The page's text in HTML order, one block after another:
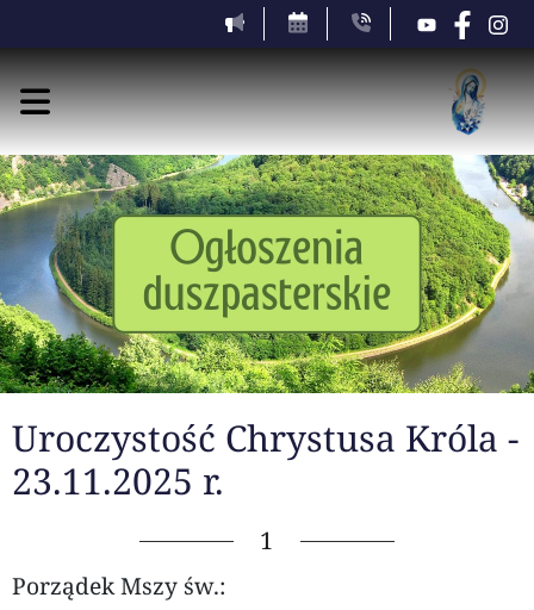
Uroczystość Chrystusa Króla -
23.11.2025 r.
1
Porządek Mszy św.: